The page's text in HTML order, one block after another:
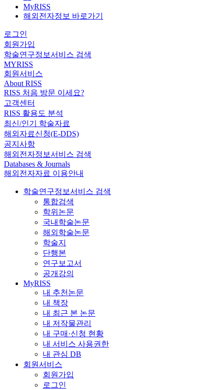
MyRISS
해외전자정보 바로가기
로그인
회원가입
학술연구정보서비스 검색
MYRISS
회원서비스
About RISS
RISS 처음 방문 이세요?
고객센터
RISS 활용도 분석
최신/인기 학술자료
해외자료신청(E-DDS)
공지사항
해외전자정보서비스 검색
Databases & Journals
해외전자자료 이용안내
학술연구정보서비스 검색
통합검색
학위논문
국내학술논문
해외학술논문
학술지
단행본
연구보고서
공개강의
MyRISS
내 추천논문
내 책장
내 최근 본 논문
내 저작물관리
내 구매·신청 현황
내 서비스 사용권한
내 관심 DB
회원서비스
회원가입
로그인